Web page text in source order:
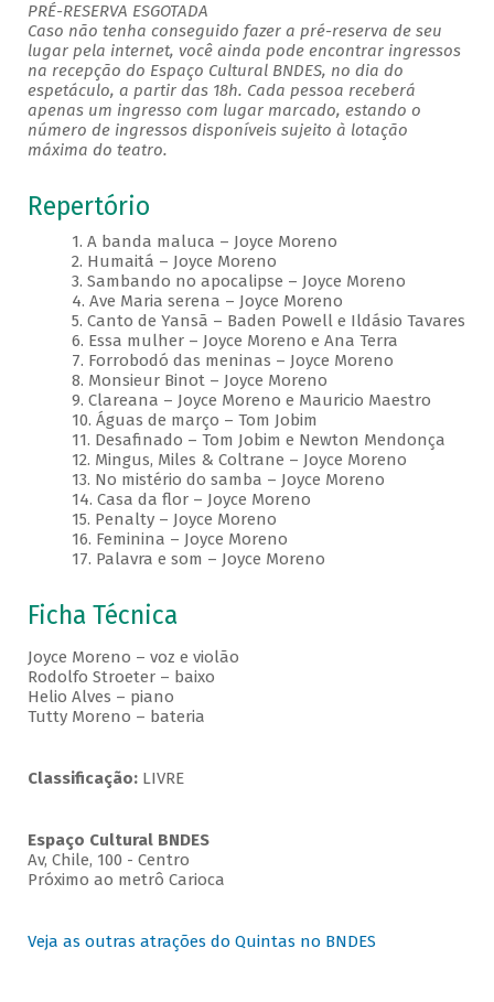
PRÉ-RESERVA ESGOTADA
Caso não tenha conseguido fazer a pré-reserva de seu
lugar pela internet, você ainda pode encontrar ingressos
na recepção do Espaço Cultural BNDES, no dia do
espetáculo, a partir das 18h. Cada pessoa receberá
apenas um ingresso com lugar marcado, estando o
número de ingressos disponíveis sujeito à lotação
máxima do teatro.
Repertório
1. A banda maluca – Joyce Moreno
2. Humaitá – Joyce Moreno
3. Sambando no apocalipse – Joyce Moreno
4. Ave Maria serena – Joyce Moreno
5. Canto de Yansã – Baden Powell e Ildásio Tavares
6. Essa mulher – Joyce Moreno e Ana Terra
7. Forrobodó das meninas – Joyce Moreno
8. Monsieur Binot – Joyce Moreno
9. Clareana – Joyce Moreno e Mauricio Maestro
10. Águas de março – Tom Jobim
11. Desafinado – Tom Jobim e Newton Mendonça
12. Mingus, Miles & Coltrane – Joyce Moreno
13. No mistério do samba – Joyce Moreno
14. Casa da flor – Joyce Moreno
15. Penalty – Joyce Moreno
16. Feminina – Joyce Moreno
17. Palavra e som – Joyce Moreno
Ficha Técnica
Joyce Moreno – voz e violão
Rodolfo Stroeter – baixo
Helio Alves – piano
Tutty Moreno – bateria
Classificação: LIVRE
Espaço Cultural BNDES
Av, Chile, 100 - Centro
Próximo ao metrô Carioca
Veja as outras atrações do Quintas no BNDES